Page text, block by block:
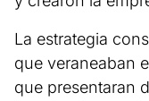
La estrategia
que veraneaban
que presentaran